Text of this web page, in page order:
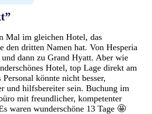
Mal im gleichen Hotel, das
den dritten Namen hat. Von Hesperia
und dann zu Grand Hyatt. Aber wie
Hotel, top Lage direkt am
Personal könnte nicht besser,
und hilfsbereiter sein. Buchung im
mit freundlicher, kompetenter
waren wunderschöne 13 Tage 🤩